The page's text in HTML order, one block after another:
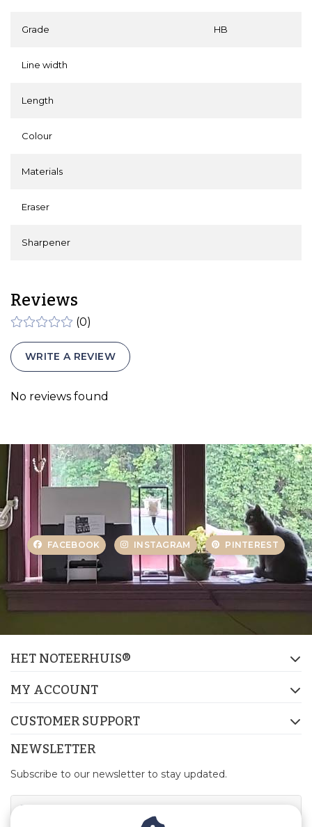
Grade HB
Line width
Length
Colour
Materials
Eraser
Sharpener
Reviews
(0)
WRITE A REVIEW
No reviews found
FACEBOOK INSTAGRAM PINTEREST
HET NOTEERHUIS®
MY ACCOUNT
CUSTOMER SUPPORT
NEWSLETTER
Subscribe to our newsletter to stay updated.